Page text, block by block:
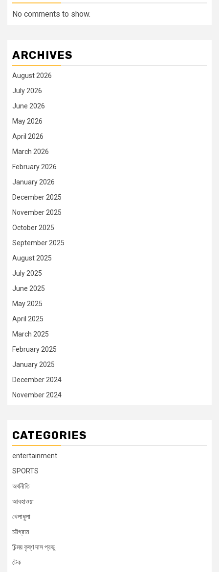
No comments to show.
ARCHIVES
August 2026
July 2026
June 2026
May 2026
April 2026
March 2026
February 2026
January 2026
December 2025
November 2025
October 2025
September 2025
August 2025
July 2025
June 2025
May 2025
April 2025
March 2025
February 2025
January 2025
December 2024
November 2024
CATEGORIES
entertainment
SPORTS
অর্থনীতি
আবহাওয়া
খেলাধুলা
চট্টগ্রাম
চিন্ময় কৃষ্ণ দাস প্রভু
টেক